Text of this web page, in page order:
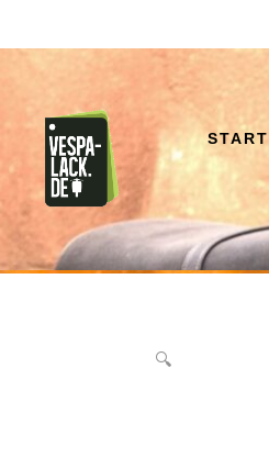
START
🔍